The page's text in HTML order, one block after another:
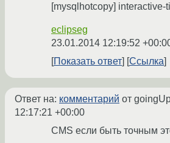
[mysqlhotcopy] interactive-
eclipseg
23.01.2014 12:19:52
Показать ответ Ссылка
Ответ на: комментарий от
12:17:21 +00:00
CMS если быть точным